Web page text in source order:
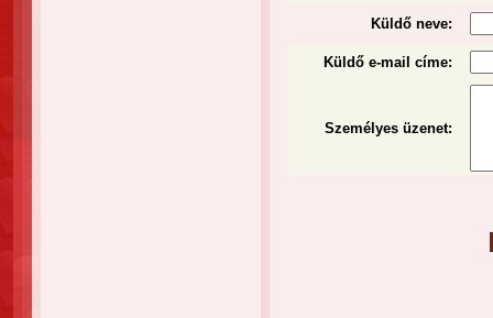
Küldő neve:
Küldő e-mail címe:
Személyes üzenet: